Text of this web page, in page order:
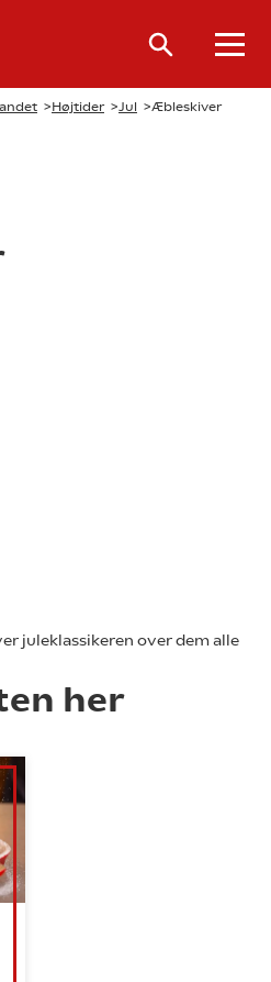
>Højtider >Jul >Æbleskiver
juleklassikeren over dem alle
her